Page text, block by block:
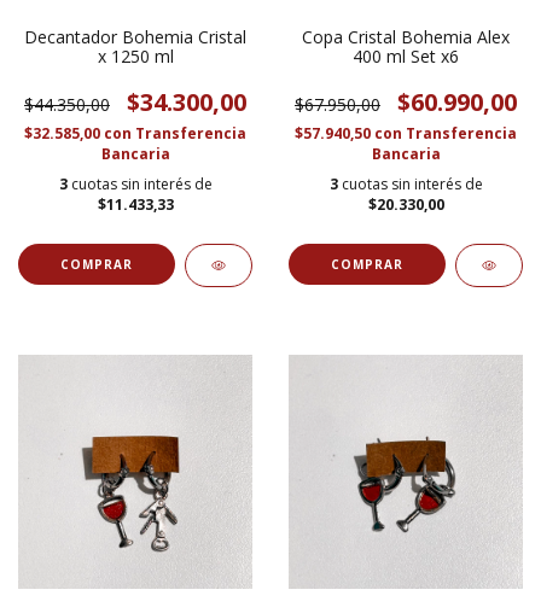
Decantador Bohemia Cristal
x 1250 ml
$44.350,00 $34.300,00
$32.585,00 con Transferencia
Bancaria
3 cuotas sin interés de
$11.433,33
Copa Cristal Bohemia Alex
400 ml Set x6
$67.950,00 $60.990,00
$57.940,50 con Transferencia
Bancaria
3 cuotas sin interés de
$20.330,00